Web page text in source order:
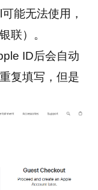
能无法使用，
联）。
ID后会自动
复填写，但是